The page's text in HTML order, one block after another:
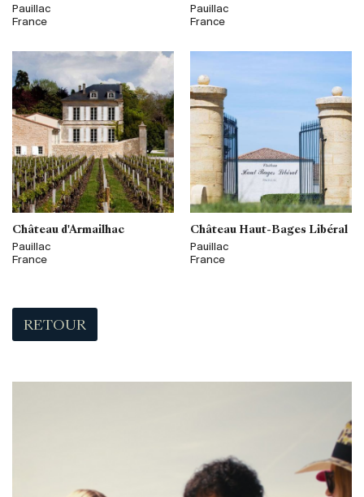
Pauillac
France
Pauillac
France
Château d'Armailhac
Pauillac
France
Château Haut-Bages Libéral
Pauillac
France
RETOUR